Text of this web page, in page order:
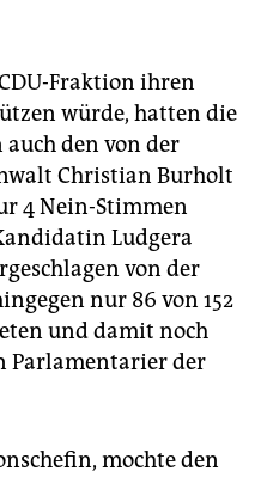
Fraktion ihren
würde, hatten die
den von der
Christian Burholt
4 Nein-Stimmen
Ludgera
von der
nur 86 von 152
und damit noch
Parlamentarier der
mochte den